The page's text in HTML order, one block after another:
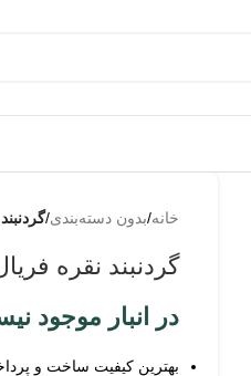
حراج شد
خانه/بدون دسته‌بندی/
گردنبند نقره
در انبار موجود
بهترین کیفیت ساخت و